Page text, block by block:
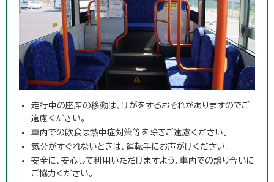
走行中の座席の移動は、けがをするおそれがありますのでご
遠慮ください。
車内での飲食は熱中症対策等を除きご遠慮ください。
気分がすぐれないときは、運転手にお声がけください。
安全に、安心して利用いただけますよう、車内での譲り合いに
ご協力ください。